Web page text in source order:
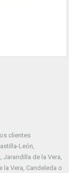
clientes
León,
Jarandilla de la Vera,
la Vera, Candeleda o